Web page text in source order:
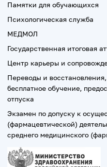
Памятки для обучающихся
Психологическая служба
МЕДМОЛ
Государственная итоговая
Центр карьеры и
Переводы и
бесплатное обучение,
отпуска
Экзамен по допуску к
(фармацевтической)
среднего медицинского